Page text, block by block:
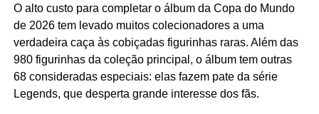
O alto custo para completar o álbum da Copa do Mundo
de 2026 tem levado muitos colecionadores a uma
verdadeira caça às cobiçadas figurinhas raras. Além das
980 figurinhas da coleção principal, o álbum tem outras
68 consideradas especiais: elas fazem pate da série
Legends, que desperta grande interesse dos fãs.